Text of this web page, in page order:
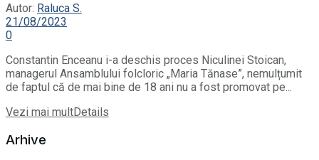
Autor: Raluca S.
21/08/2023
0
Constantin Enceanu i-a deschis proces Niculinei Stoican,
managerul Ansamblului folcloric „Maria Tănase”, nemulțumit
de faptul că de mai bine de 18 ani nu a fost promovat pe...
Vezi mai multDetails
Arhive